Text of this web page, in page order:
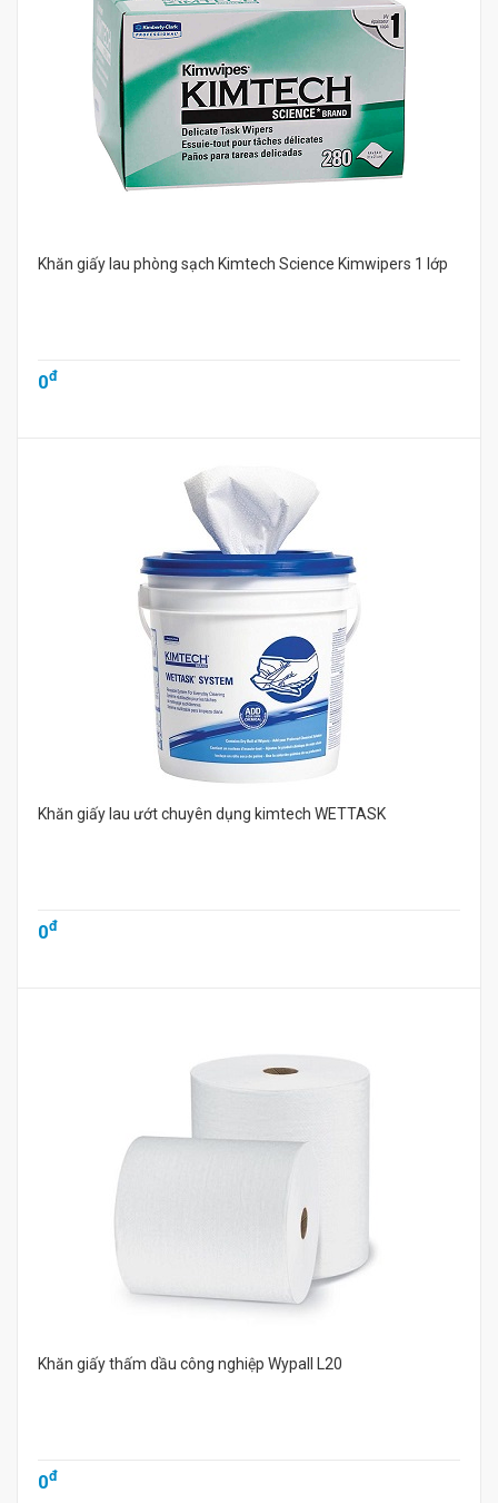
Khăn giấy lau phòng sạch Kimtech Science Kimwipers 1 lớp
0đ
Khăn giấy lau ướt chuyên dụng kimtech WETTASK
0đ
Khăn giấy thấm dầu công nghiệp Wypall L20
0đ